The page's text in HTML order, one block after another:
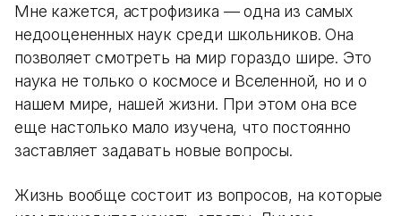
Мне кажется, астрофизика — одна из самых
недооцененных наук среди школьников. Она
позволяет смотреть на мир гораздо шире. Это
наука не только о космосе и Вселенной, но и о
нашем мире, нашей жизни. При этом она все
еще настолько мало изучена, что постоянно
заставляет задавать новые вопросы.
Жизнь вообще состоит из вопросов, на которые